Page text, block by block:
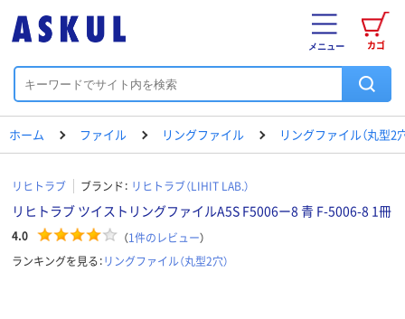
カゴ
メニュー
ホーム ファイル リングファイル リングファイル（丸型2
リヒトラブ ブランド： リヒトラブ（LIHIT LAB.）
リヒトラブ ツイストリングファイルA5S F5006ー8 青 F-5006-8 1冊
4.0 （1件のレビュー）
ランキングを見る：リングファイル（丸型2穴）